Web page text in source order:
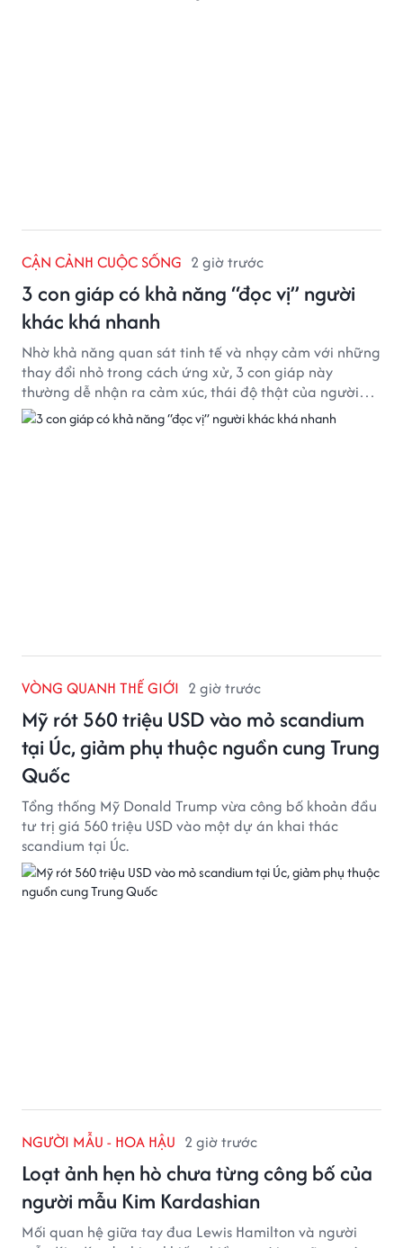
CẬN CẢNH CUỘC SỐNG 2 giờ trước
3 con giáp có khả năng “đọc vị” người
khác khá nhanh
Nhờ khả năng quan sát tinh tế và nhạy cảm với những
thay đổi nhỏ trong cách ứng xử, 3 con giáp này
thường dễ nhận ra cảm xúc, thái độ thật của người
đối diện.
VÒNG QUANH THẾ GIỚI 2 giờ trước
Mỹ rót 560 triệu USD vào mỏ scandium
tại Úc, giảm phụ thuộc nguồn cung Trung
Quốc
Tổng thống Mỹ Donald Trump vừa công bố khoản đầu
tư trị giá 560 triệu USD vào một dự án khai thác
scandium tại Úc.
NGƯỜI MẪU - HOA HẬU 2 giờ trước
Loạt ảnh hẹn hò chưa từng công bố của
người mẫu Kim Kardashian
Mối quan hệ giữa tay đua Lewis Hamilton và người